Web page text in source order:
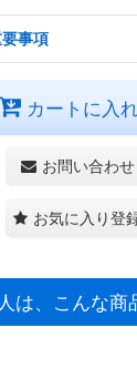
事項
カートに入
お問い合わせ
お気に入り登
は、こんな商